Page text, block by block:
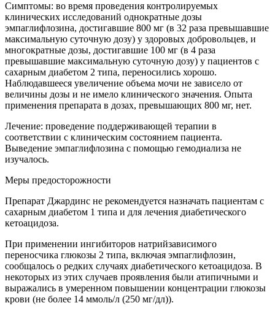
Симптомы: во время проведения контролируемых
клинических исследований однократные дозы
эмпаглифлозина, достигавшие 800 мг (в 32 раза превышавшие
максимальную суточную дозу) у здоровых добровольцев, и
многократные дозы, достигавшие 100 мг (в 4 раза
превышавшие максимальную суточную дозу) у пациентов с
сахарным диабетом 2 типа, переносились хорошо.
Наблюдавшееся увеличение объема мочи не зависело от
величины дозы и не имело клинического значения. Опыта
применения препарата в дозах, превышающих 800 мг, нет.
Лечение: проведение поддерживающей терапии в
соответствии с клиническим состоянием пациента.
Выведение эмпаглифлозина с помощью гемодиализа не
изучалось.
Меры предосторожности
Препарат Джардинс не рекомендуется назначать пациентам с
сахарным диабетом 1 типа и для лечения диабетического
кетоацидоза.
При применении ингибиторов натрийзависимого
переносчика глюкозы 2 типа, включая эмпаглифлозин,
сообщалось о редких случаях диабетического кетоацидоза. В
некоторых из этих случаев проявления были атипичными и
выражались в умеренном повышении концентрации глюкозы
крови (не более 14 ммоль/л (250 мг/дл)).